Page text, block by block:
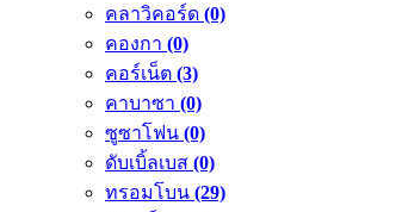
คลาวิคอร์ด (0)
คองกา (0)
คอร์เน็ต (3)
คาบาซา (0)
ซูซาโฟน (0)
ดับเบิ้ลเบส (0)
ทรอมโบน (29)